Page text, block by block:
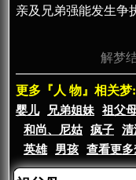
亲及兄弟强能发生争
解梦
更多『人 物』相关梦:
婴儿
兄弟姐妹 祖父
和尚、尼姑
疯子 清
英雄
男孩 查看更